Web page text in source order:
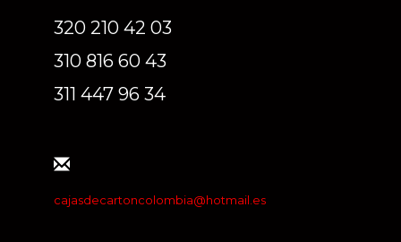
320 210 42 03
310 816 60 43
311 447 96 34
cajasdecartoncolombia@hotmail.es